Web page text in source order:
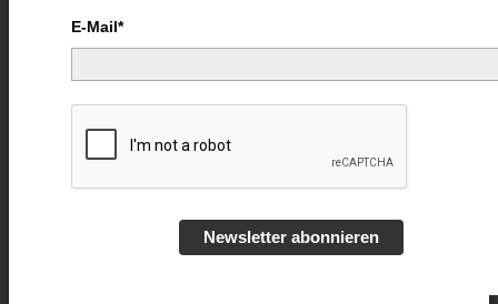
Magic Unique video DOWNLOAD
Street-Magic (Downloads)
E-Mail*
Newsletter abonnieren